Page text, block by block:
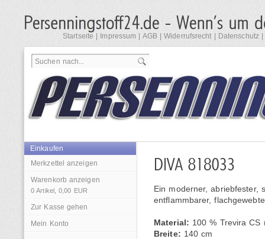
Startseite| Impressum AGB|Widerrufsrecht| Datenschutz
Einkaufen
Merkzettel anzeigen
Warenkorb anzeigen
0 Artikel,0,00 EUR
Zur Kasse gehen
Mein Konto
Ein moderner, abriebfester,
entflammbarer,
Material: 100 % Trevira CS
Breite: 140 cm